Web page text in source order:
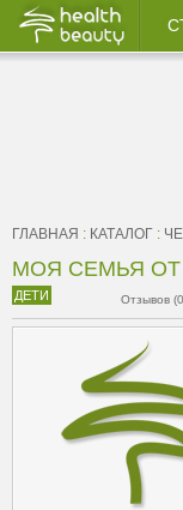
ГЛАВНАЯ : КАТАЛОГ :
МОЯ СЕМЬЯ ОТ
ДЕТИ Отзывов